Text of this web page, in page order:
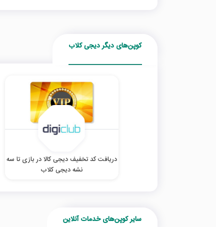
کوپن‌های دیگر دیجی کلاب
دریافت کد تخفیف دیجی کالا در بازی تا سه
نشه دیجی کلاب
سایر کوپن‌های خدمات آنلاین